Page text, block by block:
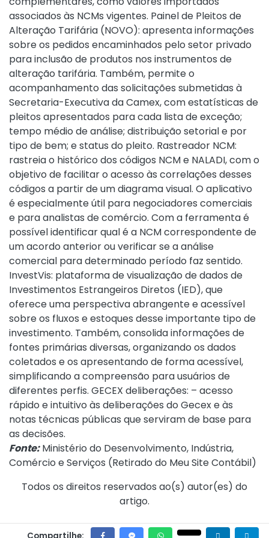
associados às NCMs vigentes. Painel de Pleitos de
Alteração Tarifária (NOVO): apresenta informações
sobre os pedidos encaminhados pelo setor privado
para inclusão de produtos nos instrumentos de
alteração tarifária. Também, permite o
acompanhamento das solicitações submetidas à
Secretaria-Executiva da Camex, com estatísticas de
pleitos apresentados para cada lista de exceção;
tempo médio de análise; distribuição setorial e por
tipo de bem; e status do pleito. Rastreador NCM:
rastreia o histórico dos códigos NCM e NALADI, com o
objetivo de facilitar o acesso às correlações desses
códigos a partir de um diagrama visual. O aplicativo
é especialmente útil para negociadores comerciais
e para analistas de comércio. Com a ferramenta é
possível identificar qual é a NCM correspondente de
um acordo anterior ou verificar se a análise
comercial para determinado período faz sentido.
InvestVis: plataforma de visualização de dados de
Investimentos Estrangeiros Diretos (IED), que
oferece uma perspectiva abrangente e acessível
sobre os fluxos e estoques desse importante tipo de
investimento. Também, consolida informações de
fontes primárias diversas, organizando os dados
coletados e os apresentando de forma acessível,
simplificando a compreensão para usuários de
diferentes perfis. GECEX deliberações: – acesso
rápido e intuitivo às deliberações do Gecex e às
notas técnicas públicas que serviram de base para
as decisões.
Fonte:Ministério do Desenvolvimento, Indústria,
Comércio e Serviços (Retirado do Meu Site Contábil)
Todos os direitos reservados ao(s) autor(es) do
artigo.